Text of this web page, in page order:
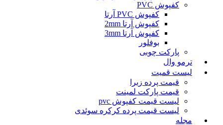
کفپوش PVC
کفپوش PVC آرتا
کفپوش آرتا 2mm
کفپوش آرتا 3mm
بوفلور
پارکت چوبی
ترمو وال
لیست قمیت
قیمت پرده زبرا
قیمت پارکت لمینت
لیست قیمت کفپوش pvc
لیست قیمت پرده کرکره سوئدی
مجله